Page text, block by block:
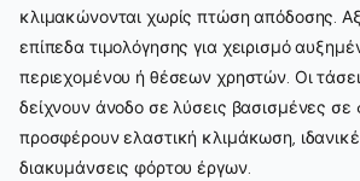
κλιμακώνονται χωρίς πτώση απόδοσης.
επίπεδα τιμολόγησης για χειρισμό
περιεχομένου ή θέσεων χρηστών. Οι
δείχνουν άνοδο σε λύσεις βασισμένες σε
προσφέρουν ελαστική κλιμάκωση,
διακυμάνσεις φόρτου έργων.